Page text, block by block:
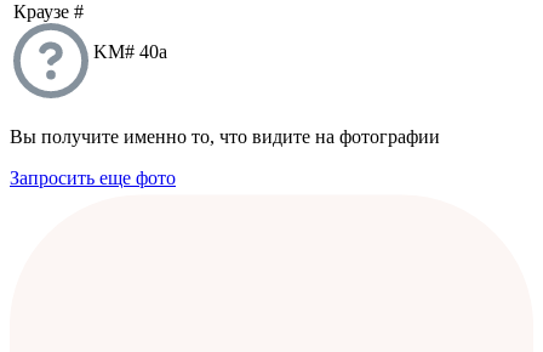
Краузе #
KM# 40a
Вы получите именно то, что видите на фотографии
Запросить еще фото